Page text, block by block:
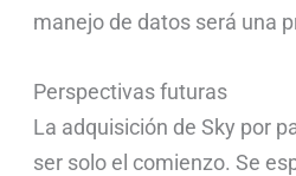
manejo de datos será una
Perspectivas futuras
La adquisición de Sky por
ser solo el comienzo. Se